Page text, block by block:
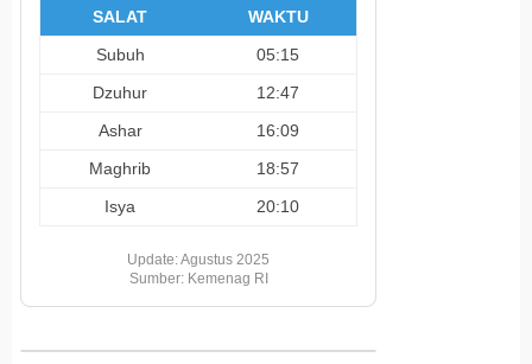
SALAT
WAKTU
Subuh
05:15
Dzuhur
12:47
Ashar
16:09
Maghrib
18:57
Isya
20:10
Update: Agustus 2025
Sumber: Kemenag RI